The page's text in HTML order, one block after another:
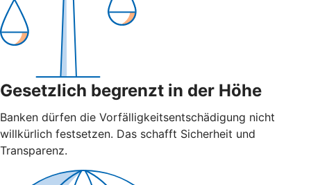
Gesetzlich begrenzt in der Höhe
Banken dürfen die Vorfälligkeitsentschädigung nicht
willkürlich festsetzen. Das schafft Sicherheit und
Transparenz.